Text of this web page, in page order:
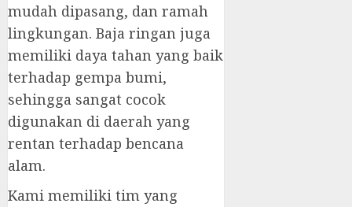
mudah dipasang, dan ramah
lingkungan. Baja ringan juga
memiliki daya tahan yang baik
terhadap gempa bumi,
sehingga sangat cocok
digunakan di daerah yang
rentan terhadap bencana
alam.
Kami memiliki tim yang